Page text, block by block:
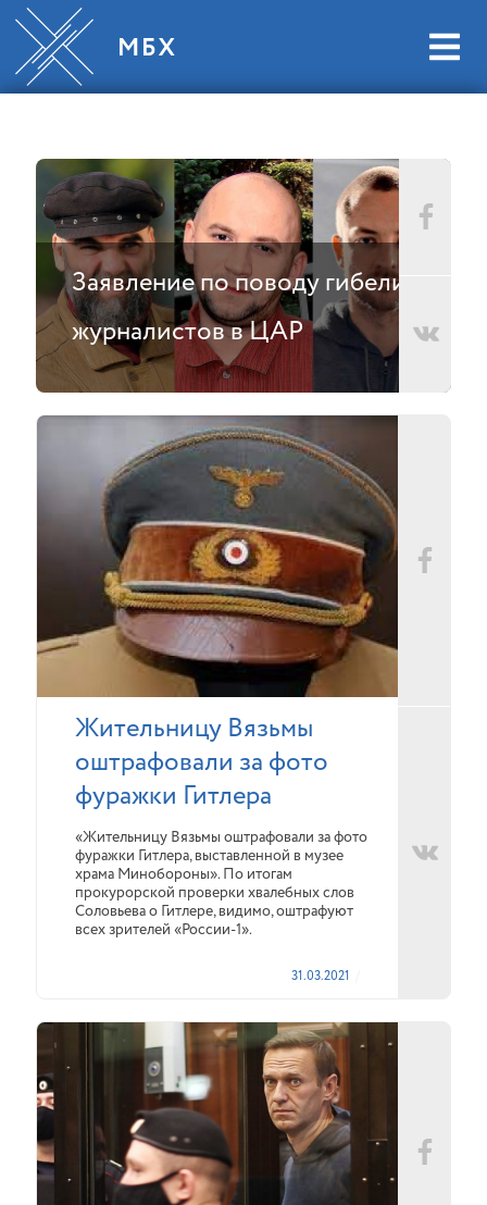
Заявление по поводу гибели
журналистов в ЦАР
Жительницу Вязьмы
оштрафовали за фото
фуражки Гитлера
«Жительницу Вязьмы оштрафовали за фото
фуражки Гитлера, выставленной в музее
храма Минобороны». По итогам
прокурорской проверки хвалебных слов
Соловьева о Гитлере, видимо, оштрафуют
всех зрителей «России-1».
31.03.2021